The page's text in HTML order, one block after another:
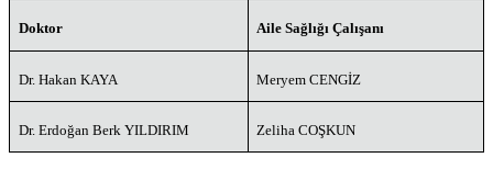
Doktor Aile Sağlığı Çalışanı
Dr. Hakan KAYA Meryem CENGİZ
Dr. Erdoğan Berk YILDIRIM Zeliha COŞKUN